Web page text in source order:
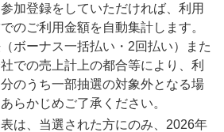
加登録をしていただければ、利用
のご利用金額を自動集計します。
ボーナス一括払い・2回払い）また
での売上計上の都合等により、利
のうち一部抽選の対象外となる場
らかじめご了承ください。
は、当選された方にのみ、2026年